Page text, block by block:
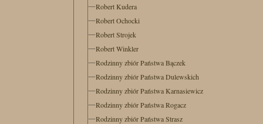
Robert Kudera
Robert Ochocki
Robert Strojek
Robert Winkler
Rodzinny zbiór Państwa Bączek
Rodzinny zbiór Państwa Dulewskich
Rodzinny zbiór Państwa Karnasiewicz
Rodzinny zbiór Państwa Rogacz
Rodzinny zbiór Państwa Strasz